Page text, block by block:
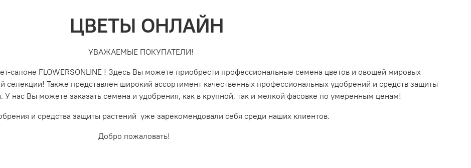
ЦВЕТЫ ОНЛАЙН
УВАЖАЕМЫЕ ПОКУПАТЕЛИ!
салоне FLOWERSONLINE ! Здесь Вы можете приобрести профессиональные семена цветов и овощей мировых
селекции! Также представлен широкий ассортимент качественных профессиональных удобрений и средств защиты
У нас Вы можете заказать семена и удобрения, как в крупной, так и мелкой фасовке по умеренным ценам!
и средства защиты растений уже зарекомендовали себя среди наших клиентов.
Добро пожаловать!